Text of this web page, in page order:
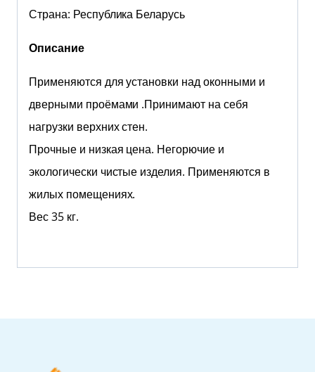
Страна: Республика Беларусь
Описание
Применяются для установки над оконными и
дверными проёмами .Принимают на себя
нагрузки верхних стен.
Прочные и низкая цена. Негорючие и
экологически чистые изделия. Применяются в
жилых помещениях.
Вес 35 кг.